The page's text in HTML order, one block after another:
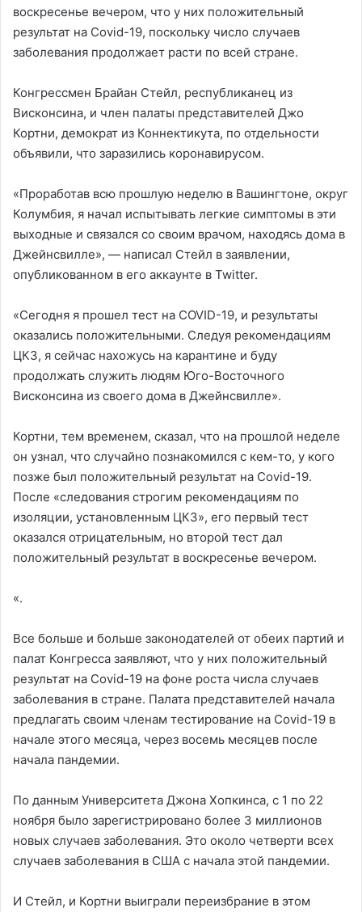
воскресенье вечером, что у них положительный
результат на Covid-19, поскольку число случаев
заболевания продолжает расти по всей стране.
Конгрессмен Брайан Стейл, республиканец из
Висконсина, и член палаты представителей Джо
Кортни, демократ из Коннектикута, по отдельности
объявили, что заразились коронавирусом.
«Проработав всю прошлую неделю в Вашингтоне, округ
Колумбия, я начал испытывать легкие симптомы в эти
выходные и связался со своим врачом, находясь дома в
Джейнсвилле», — написал Стейл в заявлении,
опубликованном в его аккаунте в Twitter.
«Сегодня я прошел тест на COVID-19, и результаты
оказались положительными. Следуя рекомендациям
ЦКЗ, я сейчас нахожусь на карантине и буду
продолжать служить людям Юго-Восточного
Висконсина из своего дома в Джейнсвилле».
Кортни, тем временем, сказал, что на прошлой неделе
он узнал, что случайно познакомился с кем-то, у кого
позже был положительный результат на Covid-19.
После «следования строгим рекомендациям по
изоляции, установленным ЦКЗ», его первый тест
оказался отрицательным, но второй тест дал
положительный результат в воскресенье вечером.
«.
Все больше и больше законодателей от обеих партий и
палат Конгресса заявляют, что у них положительный
результат на Covid-19 на фоне роста числа случаев
заболевания в стране. Палата представителей начала
предлагать своим членам тестирование на Covid-19 в
начале этого месяца, через восемь месяцев после
начала пандемии.
По данным Университета Джона Хопкинса, с 1 по 22
ноября было зарегистрировано более 3 миллионов
новых случаев заболевания. Это около четверти всех
случаев заболевания в США с начала этой пандемии.
И Стейл, и Кортни выиграли переизбрание в этом